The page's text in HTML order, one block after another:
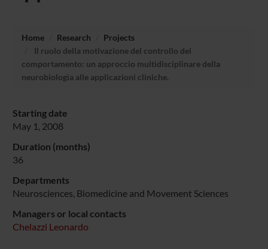
Home Research
Projects
Il ruolo della motivazione del controllo del
comportamento: un approccio multidisciplinare della
neurobiologia alle applicazioni cliniche.
Starting date
May 1, 2008
Duration (months)
36
Departments
Neurosciences, Biomedicine and Movement Sciences
Managers or local contacts
Chelazzi Leonardo